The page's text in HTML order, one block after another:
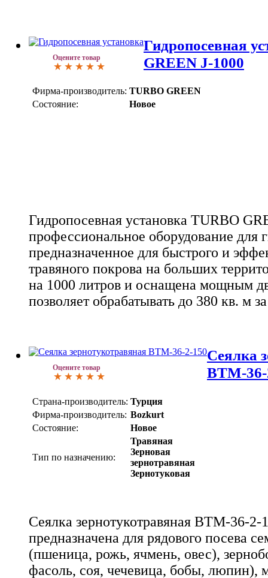
Оцените товар
Гидропосевная
GREEN J-1000
Фирма-производитель: TURBO GREEN
Состояние:
Новое
Гидропосевная установка TURBO
профессиональное оборудование для
предназначенное для быстрого и
травяного покрова на больших
на 1000 литров и оснащена мощным
позволяет обрабатывать до 380 кв. м
Оцените товар
Cеялка
ВТМ-36-
Страна-производитель: Турция
Фирма-производитель: Bozkurt
Состояние:
Новое
Тип по назначению:
Травяная
Зерновая
зернотравяная
Зернотуковая
Cеялка зернотукотравяная ВТМ-36-
предназначена для рядового посева
(пшеница, рожь, ячмень, овес),
фасоль, соя, чечевица, бобы, люпин),